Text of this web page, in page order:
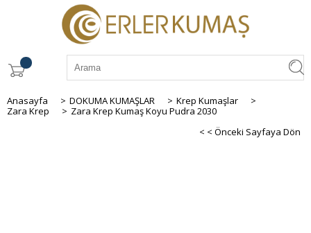
Anasayfa > DOKUMA KUMAŞLAR > Krep Kumaşlar
>
Zara Krep
> Zara Krep Kumaş Koyu Pudra 2030
< < Önceki Sayfaya Dön